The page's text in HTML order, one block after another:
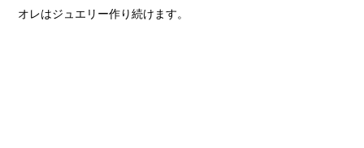
オレはジュエリー作り続けます。